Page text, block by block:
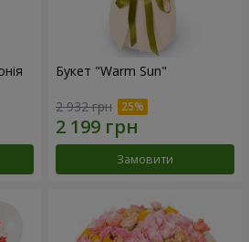
Букет "Warm Sun"
2 932 грн
Замовити